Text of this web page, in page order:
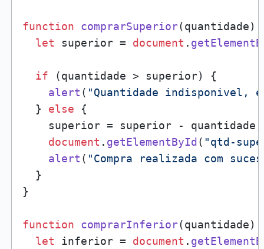
function comprarSuperior(quantidade)
let superior = document .
if (quantidade > superior) {
alert ( "Quantidade indisponivel,
  }
else {
    superior = superior - quantidade;
document . getElementById ( "qtd-
alert ( "Compra realizada com
  }
}
function comprarInferior(quantidade)
let inferior = document .